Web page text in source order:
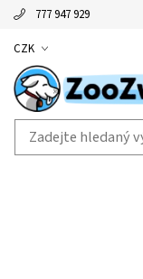
777 947 929
CZK